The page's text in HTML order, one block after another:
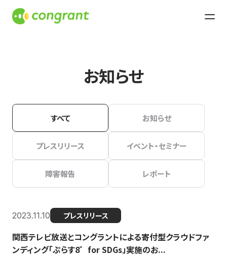
お知らせ
すべて お知らせ
プレスリリース イベント・セミナー
障害報告 レポート
2023.11.10 プレスリリース
関西テレビ放送とコングラントによる寄付型クラウドファ
ンディング「ぷらす8゛for SDGs」実施のお...